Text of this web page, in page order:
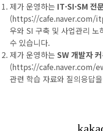
제가 운영하는 IT·SI·SM 전
(https://cafe.naver.com/
우와 SI 구축 및 사업관리 노
수 있습니다.
제가 운영하는 SW 개발자
(https://cafe.naver.com/
관련 학습 자료와 질의응답